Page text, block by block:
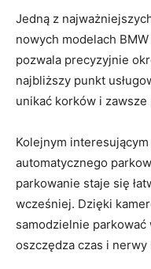
Jedną z
nowych modelach
pozwala precyzyjnie
najbliższy punkt
unikać korków i
Kolejnym
⁢automatycznego
parkowanie staje się
wcześniej. Dzięki
⁤samodzielnie
oszczędza czas i